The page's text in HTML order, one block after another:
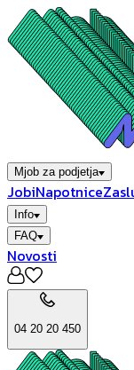
Mjob za podjetja
JobiNapotnice
Info
FAQ
Novosti
04 20 20 450